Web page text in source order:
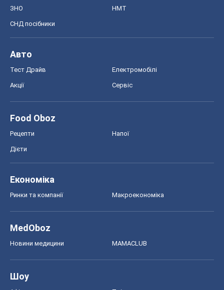
ЗНО НМТ
СНД посібники
Авто
Тест Драйв Електромобілі
Акції Сервіс
Food Oboz
Рецепти Напої
Дієти
Економіка
Ринки та компанії Макроекономіка
MedOboz
Новини медицини MAMACLUB
Шоу